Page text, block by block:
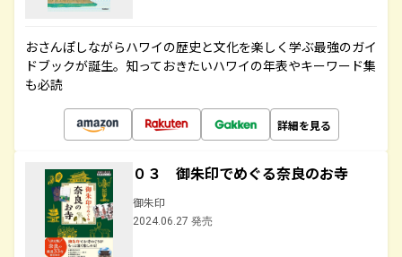
おさんぽしながらハワイの歴史と文化を楽しく学ぶ最強のガイ
ドブックが誕生。知っておきたいハワイの年表やキーワード集
も必読
詳細を見る
０３ 御朱印でめぐる奈良のお寺
御朱印
2024.06.27 発売